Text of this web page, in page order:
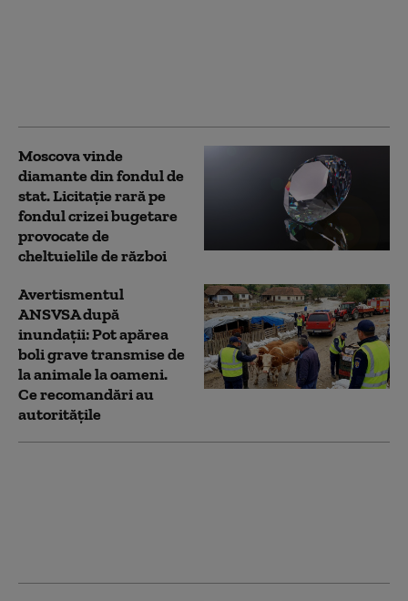
Moscova vinde
diamante din fondul de
stat. Licitație rară pe
fondul crizei bugetare
provocate de
cheltuielile de război
Avertismentul
ANSVSA după
inundații: Pot apărea
boli grave transmise de
la animale la oameni.
Ce recomandări au
autoritățile